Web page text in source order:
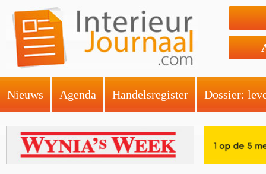
Nieuws Agenda Handelsregister Dossier: